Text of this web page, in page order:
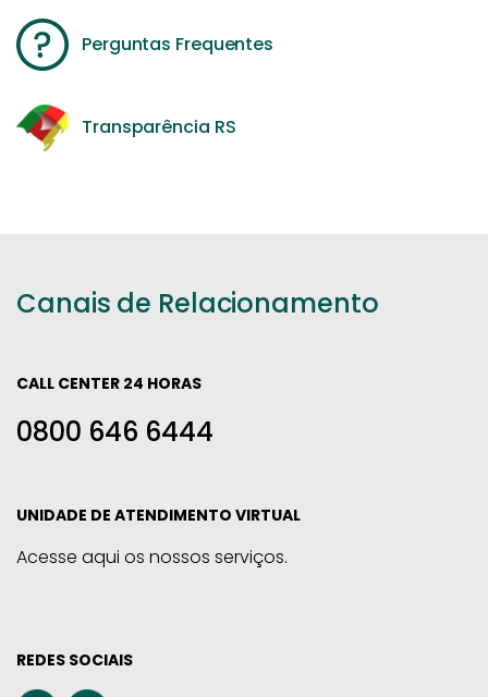
Perguntas Frequentes
Transparência RS
Canais de Relacionamento
CALL CENTER 24 HORAS
0800 646 6444
UNIDADE DE ATENDIMENTO VIRTUAL
Acesse aqui os nossos serviços.
REDES SOCIAIS